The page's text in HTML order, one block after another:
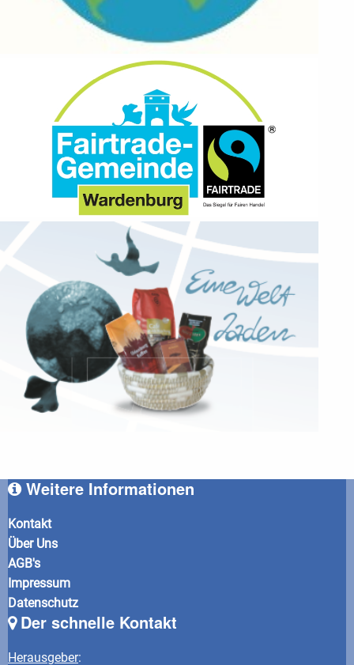
Weitere Informationen
Kontakt
Über Uns
AGB's
Impressum
Datenschutz
Der schnelle Kontakt
Herausgeber: